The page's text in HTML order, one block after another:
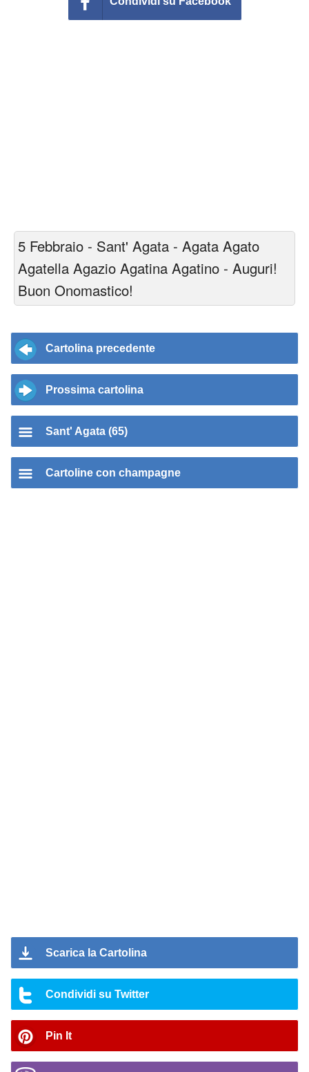
5 Febbraio - Sant' Agata - Agata Agato
Agatella Agazio Agatina Agatino - Auguri!
Buon Onomastico!
Cartolina precedente
Prossima cartolina
Sant' Agata (65)
Cartoline con champagne
Scarica la Cartolina
Condividi su Twitter
Pin It